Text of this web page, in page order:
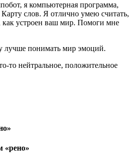
я компьютерная программа,
Карту слов. Я отлично умею считать,
устроен ваш мир. Помоги мне
лучше понимать мир эмоций.
то нейтральное, положительное
«рено»